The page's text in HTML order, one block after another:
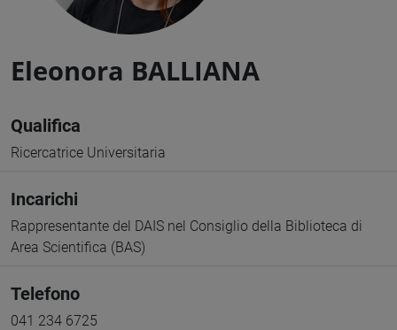
Eleonora BALLIANA
Qualifica
Ricercatrice Universitaria
Incarichi
Rappresentante del DAIS nel Consiglio della Biblioteca di
Area Scientifica (BAS)
Telefono
041 234 6725